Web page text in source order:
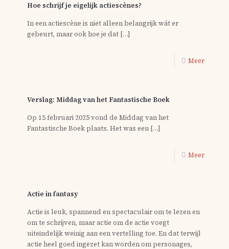
Hoe schrijf je eigelijk actiescènes?
In een actiescène is niet alleen belangrijk wát er
gebeurt, maar ook hoe je dat […]
Meer
Verslag: Middag van het Fantastische Boek
Op 15 februari 2025 vond de Middag van het
Fantastische Boek plaats. Het was een […]
Meer
Actie in fantasy
Actie is leuk, spannend en spectaculair om te lezen en
om te schrijven, maar actie om de actie voegt
uiteindelijk weinig aan een vertelling toe. En dat terwijl
actie heel goed ingezet kan worden om personages,